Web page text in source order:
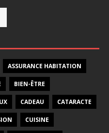
ASSURANCE HABITATION
BIEN-ÊTRE
CADEAU CATARACTE
CUISINE